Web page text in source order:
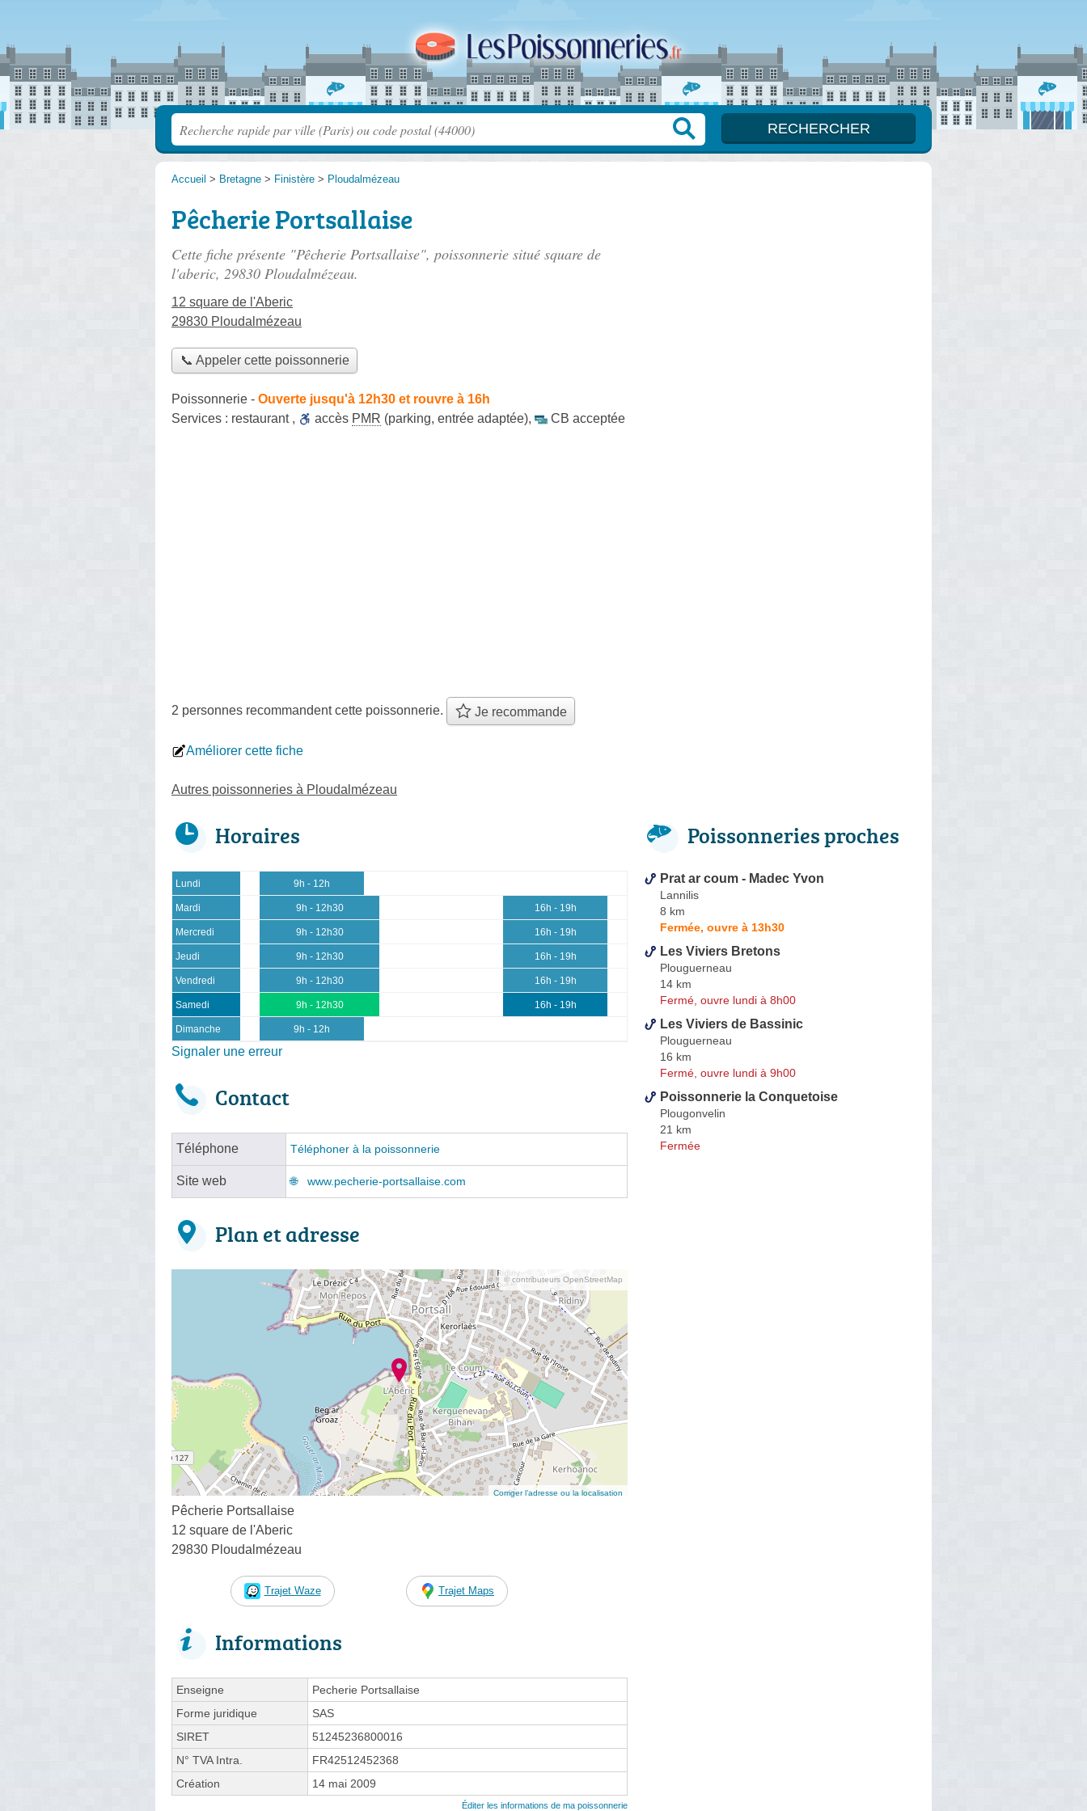
Accueil > Bretagne > Finistère > Ploudalmézeau
Pêcherie Portsallaise
Cette fiche présente "Pêcherie Portsallaise", poissonnerie situé square de
l'aberic, 29830 Ploudalmézeau.
12 square de l'Aberic
29830 Ploudalmézeau
📞 Appeler cette poissonnerie
Poissonnerie - Ouverte jusqu'à 12h30 et rouvre à 16h
Services : restaurant , accès PMR (parking, entrée adaptée), CB acceptée
2 personnes recommandentcette poissonnerie. Je recommande
Améliorer cette fiche
Autres poissonneries à Ploudalmézeau
Horaires
Lundi 9h - 12h
Mardi 9h - 12h30 16h - 19h
Mercredi 9h - 12h30 16h - 19h
Jeudi 9h - 12h30 16h - 19h
Vendredi 9h - 12h30 16h - 19h
Samedi 9h - 12h30 16h - 19h
Dimanche 9h - 12h
Signaler une erreur
Contact
Téléphone Téléphoner à la poissonnerie
Site web www.pecherie-portsallaise.com
Plan et adresse
© contributeurs OpenStreetMap
Corriger l’adresse ou la localisation
Pêcherie Portsallaise
12 square de l'Aberic
29830 Ploudalmézeau
Trajet Waze Trajet Maps
Informations
Enseigne
Pecherie Portsallaise
Forme juridique
SAS
SIRET
51245236800016
N° TVA Intra.
FR42512452368
Création
14 mai 2009
Éditer les informations de ma poissonnerie
Poissonneries proches
Prat ar coum - Madec Yvon
Lannilis
8 km
Fermée, ouvre à 13h30
Les Viviers Bretons
Plouguerneau
14 km
Fermé, ouvre lundi à 8h00
Les Viviers de Bassinic
Plouguerneau
16 km
Fermé, ouvre lundi à 9h00
Poissonnerie la Conquetoise
Plougonvelin
21 km
Fermée